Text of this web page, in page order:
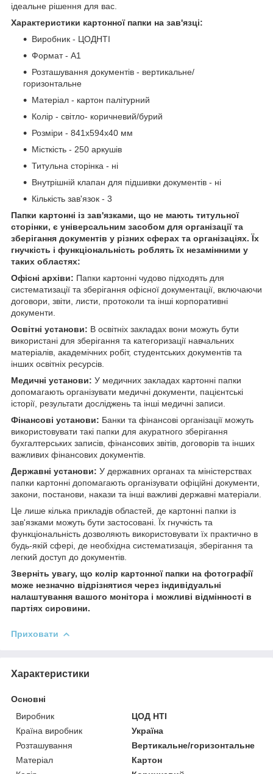
ідеальне рішення для вас.
Характеристики картонної папки на зав'язці:
Виробник - ЦОДНТІ
Формат - А1
Розташування документів - вертикальне/
горизонтальне
Матеріал - картон палітурний
Колір - світло- коричневий/бурий
Розміри - 841х594х40 мм
Місткість - 250 аркушів
Титульна сторінка - ні
Внутрішній клапан для підшивки документів - ні
Кількість зав'язок - 3
Папки картонні із зав'язками, що не мають титульної
сторінки, є універсальним засобом для організації та
зберігання документів у різних сферах та організаціях. Їх
гнучкість і функціональність роблять їх незамінними у
таких областях:
Офісні архіви: Папки картонні чудово підходять для
систематизації та зберігання офісної документації, включаючи
договори, звіти, листи, протоколи та інші корпоративні
документи.
Освітні установи: В освітніх закладах вони можуть бути
використані для зберігання та категоризації навчальних
матеріалів, академічних робіт, студентських документів та
інших освітніх ресурсів.
Медичні установи: У медичних закладах картонні папки
допомагають організувати медичні документи, пацієнтські
історії, результати досліджень та інші медичні записи.
Фінансові установи: Банки та фінансові організації можуть
використовувати такі папки для акуратного зберігання
бухгалтерських записів, фінансових звітів, договорів та інших
важливих фінансових документів.
Державні установи: У державних органах та міністерствах
папки картонні допомагають організувати офіційні документи,
закони, постанови, накази та інші важливі державні матеріали.
Це лише кілька прикладів областей, де картонні папки із
зав'язками можуть бути застосовані. Їх гнучкість та
функціональність дозволяють використовувати їх практично в
будь-якій сфері, де необхідна систематизація, зберігання та
легкий доступ до документів.
Зверніть увагу, що колір картонної папки на фотографії
може незначно відрізнятися через індивідуальні
налаштування вашого монітора і можливі відмінності в
партіях сировини.
Приховати
Характеристики
Основні
Виробник
ЦОД НТІ
Країна виробник
Україна
Розташування
Вертикальне/горизонтальне
Матеріал
Картон